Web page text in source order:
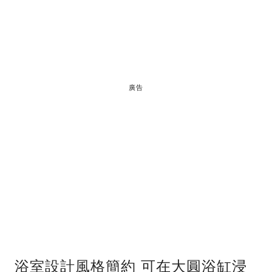
廣告
浴室設計風格簡約 可在大圓浴缸浸